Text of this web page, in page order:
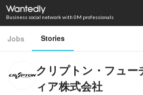
Business social network with 0M professionals
Jobs Stories
クリプトン・フュー
ィア株式会社